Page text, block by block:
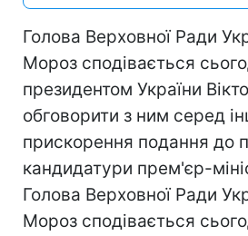
Голова Верховної Ради
Мороз сподівається
президентом України
обговорити з ним серед
прискорення подання до
кандидатури прем'єр-
Голова Верховної Ради
Мороз сподівається